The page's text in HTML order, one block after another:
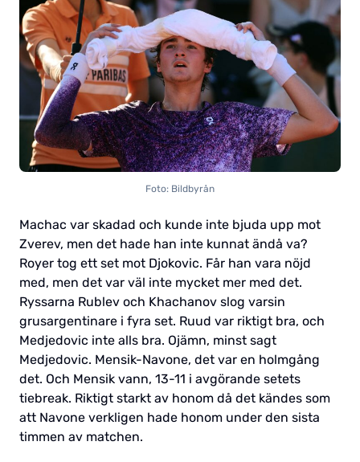
Foto: Bildbyrån
Machac var skadad och kunde inte bjuda upp mot
Zverev, men det hade han inte kunnat ändå va?
Royer tog ett set mot Djokovic. Får han vara nöjd
med, men det var väl inte mycket mer med det.
Ryssarna Rublev och Khachanov slog varsin
grusargentinare i fyra set. Ruud var riktigt bra, och
Medjedovic inte alls bra. Ojämn, minst sagt
Medjedovic. Mensik-Navone, det var en holmgång
det. Och Mensik vann, 13-11 i avgörande setets
tiebreak. Riktigt starkt av honom då det kändes som
att Navone verkligen hade honom under den sista
timmen av matchen.